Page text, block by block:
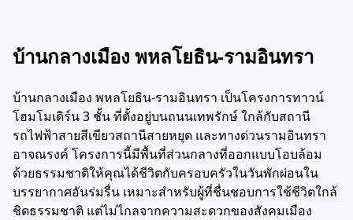
บ้านกลางเมือง พหลโยธิน-รามอินทรา
บ้านกลางเมือง พหลโยธิน-รามอินทรา เป็นโครงการทาวน์
โฮมโมเดิร์น 3 ชั้น ที่ตั้งอยู่บนถนนเทพรักษ์ ใกล้กับสถานี
รถไฟฟ้าสายสีเขียวสถานีสายหยุด และทางด่วนรามอินทรา
อาจณรงค์ โครงการนี้มีพื้นที่ส่วนกลางที่ออกแบบโอบล้อม
ด้วยธรรมชาติให้คุณได้ชีวิตกับครอบครัวในวันพักผ่อนใน
บรรยากาศอันร่มรื่น เหมาะสำหรับผู้ที่ชื่นชอบการใช้ชีวิตใกล้
ชิดธรรมชาติ แต่ไม่ไกลจากความสะดวกของสังคมเมือง